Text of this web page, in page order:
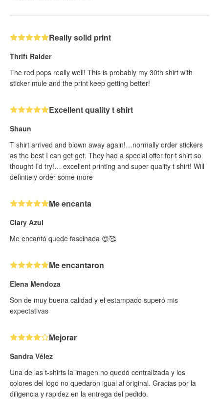
Really solid print
Thrift Raider
The red pops really well! This is probably my 30th shirt with
sticker mule and the print keep getting better!
Excellent quality t shirt
Shaun
T shirt arrived and blown away again!…normally order stickers
as the best I can get get. They had a special offer for t shirt so
thought I’d try!… excellent printing and super quality t shirt! Will
definitely order some more
Me encanta
Clary Azul
Me encantó quede fascinada 😍🥰
Me encantaron
Elena Mendoza
Son de muy buena calidad y el estampado superó mis
expectativas
Mejorar
Sandra Vélez
Una de las t-shirts la imagen no quedó centralizada y los
colores del logo no quedaron igual al original. Gracias por la
diligencia y rapidez en la entrega del pedido.